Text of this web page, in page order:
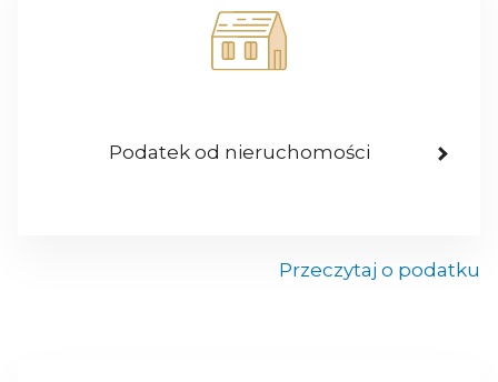
Podatek od nieruchomości
Przeczytaj o podatku